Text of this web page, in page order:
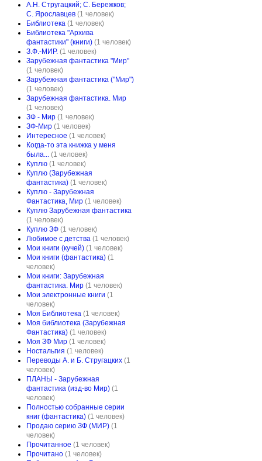
А.Н. Стругацкий; С. Бережков;
С. Ярославцев (1 человек)
Библиотека (1 человек)
Библиотека "Архива
фантастики" (книги) (1 человек)
З.Ф.-МИР. (1 человек)
Зарубежная фантастика "Мир"
(1 человек)
Зарубежная фантастика ("Мир")
(1 человек)
Зарубежная фантастика. Мир
(1 человек)
ЗФ - Мир (1 человек)
ЗФ-Мир (1 человек)
Интересное (1 человек)
Когда-то эта книжка у меня
была... (1 человек)
Куплю (1 человек)
Куплю (Зарубежная
фантастика) (1 человек)
Куплю - Зарубежная
Фантастика, Мир (1 человек)
Куплю Зарубежная фантастика
(1 человек)
Куплю ЗФ (1 человек)
Любимое с детства (1 человек)
Мои книги (кучей) (1 человек)
Мои книги (фантастика) (1
человек)
Мои книги: Зарубежная
фантастика. Мир (1 человек)
Мои электронные книги (1
человек)
Моя Библиотека (1 человек)
Моя библиотека (Зарубежная
Фантастика) (1 человек)
Моя ЗФ Мир (1 человек)
Ностальгия (1 человек)
Переводы А. и Б. Стругацких (1
человек)
ПЛАНЫ - Зарубежная
фантастика (изд-во Мир) (1
человек)
Полностью собранные серии
книг (фантастика) (1 человек)
Продаю серию ЗФ (МИР) (1
человек)
Прочитанное (1 человек)
Прочитано (1 человек)